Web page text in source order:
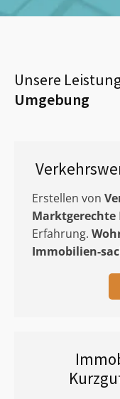
Unsere
Umgebung
Erstellen von
Marktgerechte
Erfahrung.
Immobilien-